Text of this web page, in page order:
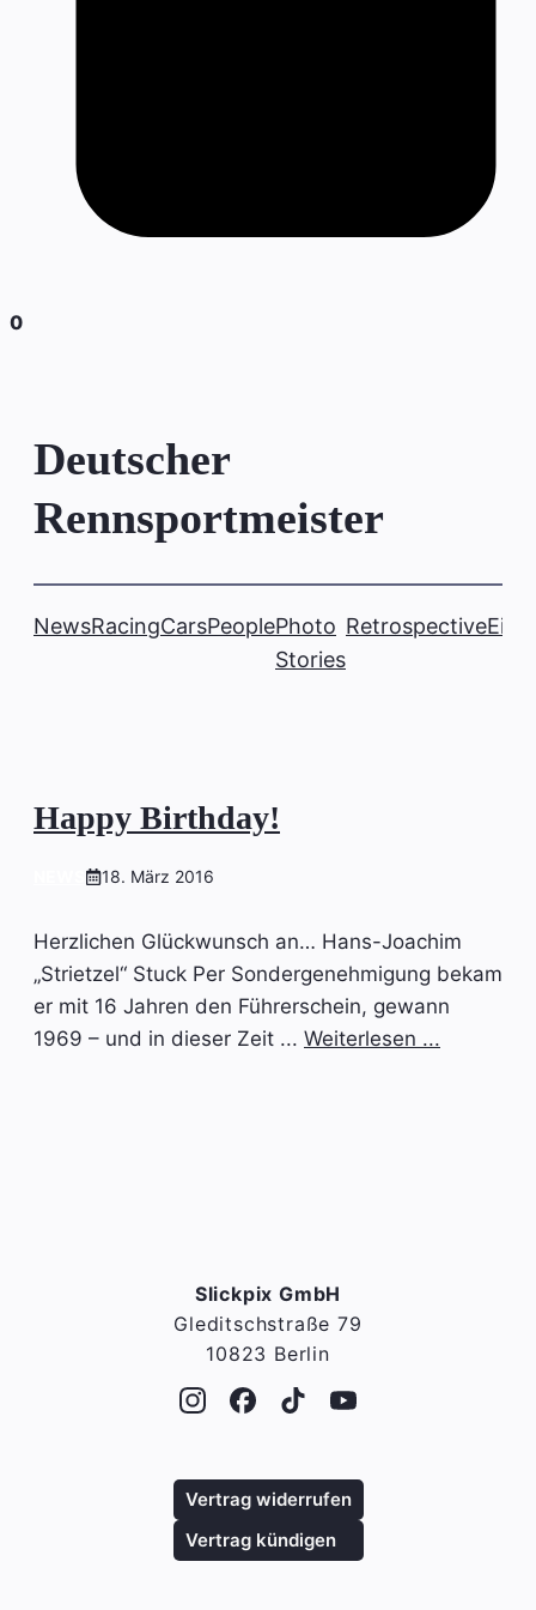
0
Deutscher
Rennsportmeister
NewsRacingCarsPeoplePhoto
Stories
Retrospective
Happy Birthday!
18. März 2016
Herzlichen Glückwunsch an… Hans-Joachim
„Strietzel“ Stuck Per Sondergenehmigung bekam
er mit 16 Jahren den Führerschein, gewann
1969 – und in dieser Zeit ... Weiterlesen ...
Slickpix GmbH
Gleditschstraße 79
10823 Berlin
Vertrag widerrufen
Vertrag kündigen